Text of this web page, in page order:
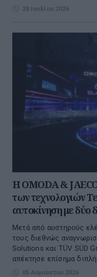
28 Ιουλίου 2026
Η OMODA &
των τεχνολογιών
αυτοκίνηση με δύο
Μετά από αυστηρούς
τους διεθνώς
Solutions και TÜV SÜD
απέκτησε επίσημα
05 Αυγούστου 2026